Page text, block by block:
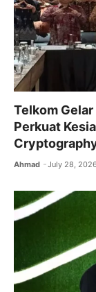
Telkom
Perkuat
Ahmad July 28, 2026